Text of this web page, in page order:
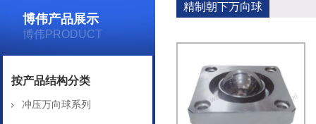
博伟产品展示
博伟PRODUCT
按产品结构分类
冲压万向球系列
精制朝下万向球